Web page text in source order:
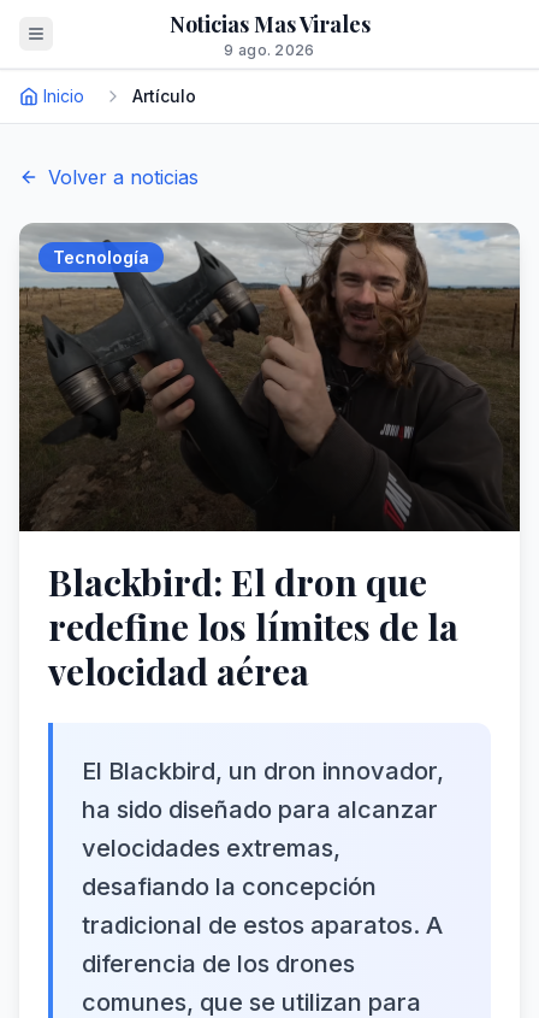
Noticias Mas Virales
9 ago. 2026
Inicio Artículo
Volver a noticias
Tecnología
Blackbird: El dron que
redefine los límites de la
velocidad aérea
El Blackbird, un dron innovador,
ha sido diseñado para alcanzar
velocidades extremas,
desafiando la concepción
tradicional de estos aparatos. A
diferencia de los drones
comunes, que se utilizan para